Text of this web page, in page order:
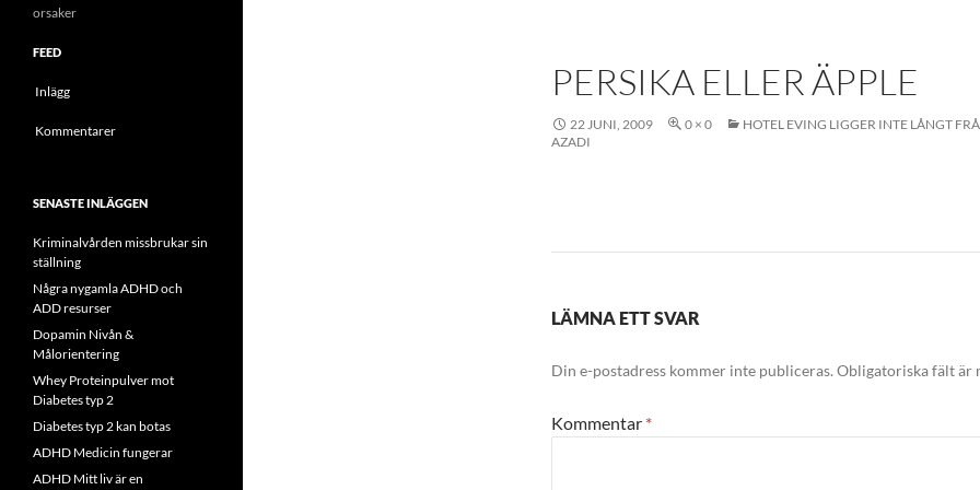
PERSIKA ELLER ÄPPLE
22 JUNI, 2009 0 × 0
HOTEL EVING LIGGER INTE LÅNGT
AZADI
LÄMNA ETT SVAR
Din e-postadress kommer inte publiceras. Obligatoriska fält är
Kommentar *
orsaker
FEED
Inlägg
Kommentarer
SENASTE INLÄGGEN
Kriminalvården missbrukar sin
ställning
Några nygamla ADHD och
ADD resurser
Dopamin Nivån &
Målorientering
Whey Proteinpulver mot
Diabetes typ 2
Diabetes typ 2 kan botas
ADHD Medicin fungerar
ADHD Mitt liv är en